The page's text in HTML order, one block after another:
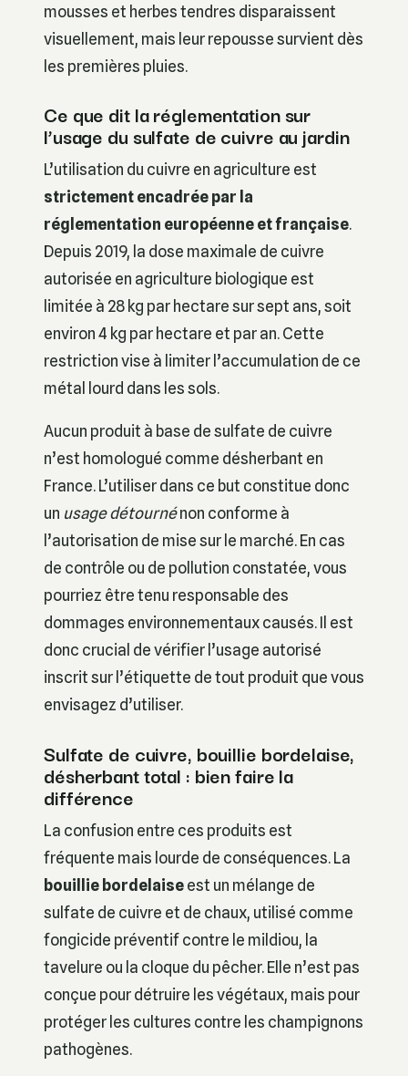
mousses et herbes tendres disparaissent
visuellement, mais leur repousse survient dès
les premières pluies.
Ce que dit la réglementation sur
l’usage du sulfate de cuivre au jardin
L’utilisation du cuivre en agriculture est
strictement encadrée par la
réglementation européenne et française.
Depuis 2019, la dose maximale de cuivre
autorisée en agriculture biologique est
limitée à 28 kg par hectare sur sept ans, soit
environ 4 kg par hectare et par an. Cette
restriction vise à limiter l’accumulation de ce
métal lourd dans les sols.
Aucun produit à base de sulfate de cuivre
n’est homologué comme désherbant en
France. L’utiliser dans ce but constitue donc
un usage détournénon conforme à
l’autorisation de mise sur le marché. En cas
de contrôle ou de pollution constatée, vous
pourriez être tenu responsable des
dommages environnementaux causés. Il est
donc crucial de vérifier l’usage autorisé
inscrit sur l’étiquette de tout produit que vous
envisagez d’utiliser.
Sulfate de cuivre, bouillie bordelaise,
désherbant total : bien faire la
différence
La confusion entre ces produits est
fréquente mais lourde de conséquences. La
bouillie bordelaiseest un mélange de
sulfate de cuivre et de chaux, utilisé comme
fongicide préventif contre le mildiou, la
tavelure ou la cloque du pêcher. Elle n’est pas
conçue pour détruire les végétaux, mais pour
protéger les cultures contre les champignons
pathogènes.